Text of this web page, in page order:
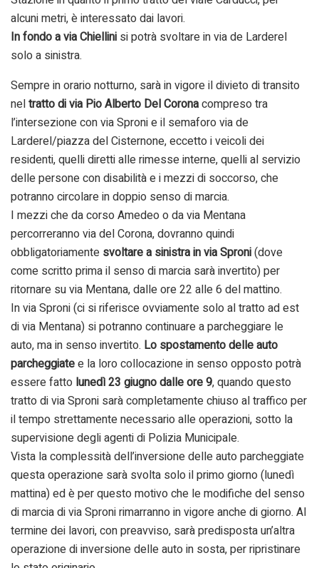
alcuni metri, è interessato dai lavori.
In fondo a via Chiellini si potrà svoltare in via de Larderel
solo a sinistra.
Sempre in orario notturno, sarà in vigore il divieto di transito
neltratto di via Pio Alberto Del Coronacompreso tra
l’intersezione con via Sproni e il semaforo via de
Larderel/piazza del Cisternone, eccetto i veicoli dei
residenti, quelli diretti alle rimesse interne, quelli al servizio
delle persone con disabilità e i mezzi di soccorso, che
potranno circolare in doppio senso di marcia.
I mezzi che da corso Amedeo o da via Mentana
percorreranno via del Corona, dovranno quindi
obbligatoriamente svoltare a sinistra in via Sproni(dove
come scritto prima il senso di marcia sarà invertito) per
ritornare su via Mentana, dalle ore 22 alle 6 del mattino.
In via Sproni (ci si riferisce ovviamente solo al tratto ad est
di via Mentana) si potranno continuare a parcheggiare le
auto, ma in senso invertito. Lo spostamento delle auto
parcheggiatee la loro collocazione in senso opposto potrà
essere fatto lunedì 23 giugno dalle ore 9, quando questo
tratto di via Sproni sarà completamente chiuso al traffico per
il tempo strettamente necessario alle operazioni, sotto la
supervisione degli agenti di Polizia Municipale.
Vista la complessità dell’inversione delle auto parcheggiate
questa operazione sarà svolta solo il primo giorno (lunedì
mattina) ed è per questo motivo che le modifiche del senso
di marcia di via Sproni rimarranno in vigore anche di giorno. Al
termine dei lavori, con preavviso, sarà predisposta un’altra
operazione di inversione delle auto in sosta, per ripristinare